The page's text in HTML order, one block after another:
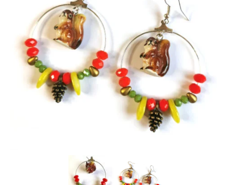
Mariage
Maquillage artistique adulte
Maquillage enfant
Formation maquillage enfant
Professionnel
Arbres de Noël et family day
Team building
Atelier DIY en entreprise